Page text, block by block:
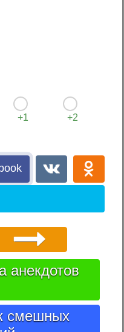
+1 +2
анекдотов
смешных